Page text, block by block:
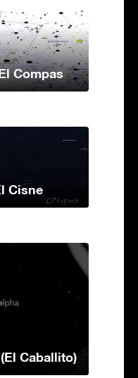
Compas
Cisne
Caballito)